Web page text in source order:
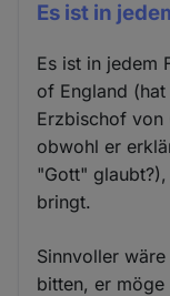
Es ist in
Es ist in jedem
of England
Erzbischof von
obwohl er
"Gott"
bringt.
Sinnvoller
bitten, er möge